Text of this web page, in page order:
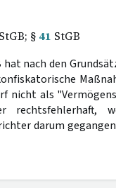
§ 41 StGB
hat nach den
nicht als
rechtsfehlerhaft,
darum